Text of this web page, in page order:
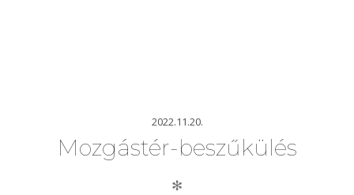
2022.11.20.
Mozgástér-beszűkülés
✻